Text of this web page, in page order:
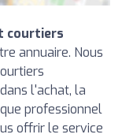
courtiers
annuaire. Nous
l'achat, la
professionnel
offrir le service